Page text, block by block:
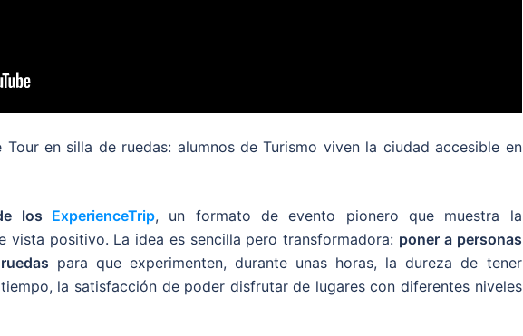
Tour en silla de ruedas: alumnos de Turismo viven la ciudad accesible en
los ExperienceTrip, un formato de evento pionero que muestra la
vista positivo. La idea es sencilla pero transformadora: poner a personas
para que experimenten, durante unas horas, la dureza de tener
la satisfacción de poder disfrutar de lugares con diferentes niveles